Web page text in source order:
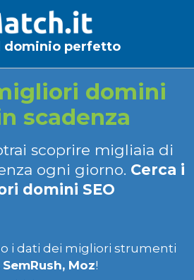
dominio perfetto
domini
scadenza
scoprire migliaia di
ogni giorno. Cerca i
domini SEO
i dati dei migliori strumenti
Moz!